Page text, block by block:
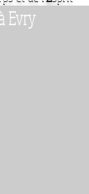
Evry